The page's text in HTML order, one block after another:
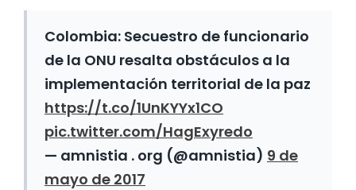
Colombia: Secuestro de funcionario
de la ONU resalta obstáculos a la
implementación territorial de la paz
https://t.co/1UnKYYx1CO
pic.twitter.com/HagExyredo
— amnistia . org (@amnistia) 9 de
mayo de 2017